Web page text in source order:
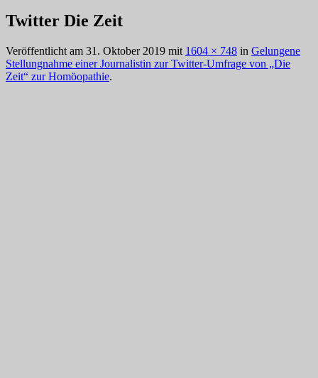
Twitter Die Zeit
Veröffentlicht am 31. Oktober 2019 mit 1604 × 748 in Gelungene
Stellungnahme einer Journalistin zur Twitter-Umfrage von „Die
Zeit“ zur Homöopathie.